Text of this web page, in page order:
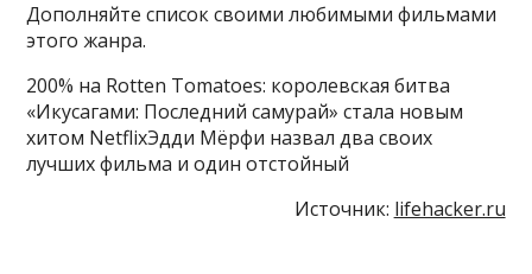
Дополняйте список своими любимыми фильмами
этого жанра.
200% на Rotten Tomatoes: королевская битва
«Икусагами: Последний самурай» стала новым
хитом NetflixЭдди Мёрфи назвал два своих
лучших фильма и один отстойный
Источник: lifehacker.ru